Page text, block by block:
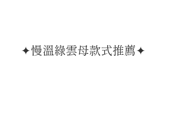
✦慢溫綠雲母款式推薦✦